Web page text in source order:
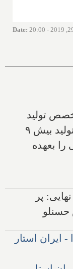
Date:
تولید
رسانه دیجیتال دارد و مدیریت تولید بیش ۹
را بعهده
پر
حسنلو
- ایران استار